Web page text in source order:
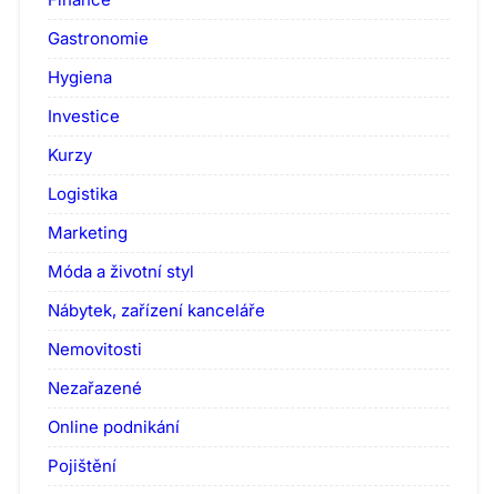
Gastronomie
Hygiena
Investice
Kurzy
Logistika
Marketing
Móda a životní styl
Nábytek, zařízení kanceláře
Nemovitosti
Nezařazené
Online podnikání
Pojištění